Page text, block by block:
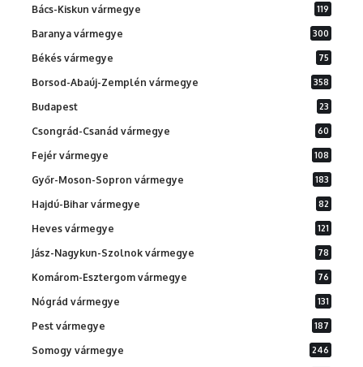
Bács-Kiskun vármegye 119
Baranya vármegye 300
Békés vármegye 75
Borsod-Abaúj-Zemplén vármegye 358
Budapest 23
Csongrád-Csanád vármegye 60
Fejér vármegye 108
Győr-Moson-Sopron vármegye 183
Hajdú-Bihar vármegye 82
Heves vármegye 121
Jász-Nagykun-Szolnok vármegye 78
Komárom-Esztergom vármegye 76
Nógrád vármegye 131
Pest vármegye 187
Somogy vármegye 246